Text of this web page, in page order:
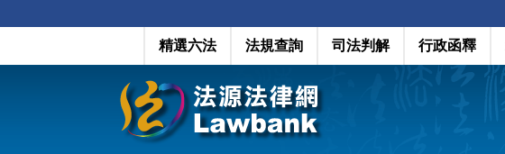
精選六法 法規查詢 司法判解 行政函釋